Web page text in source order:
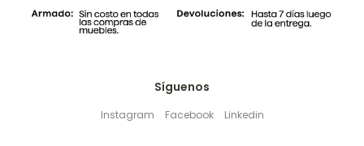
Síguenos
Instagram Facebook Linkedin